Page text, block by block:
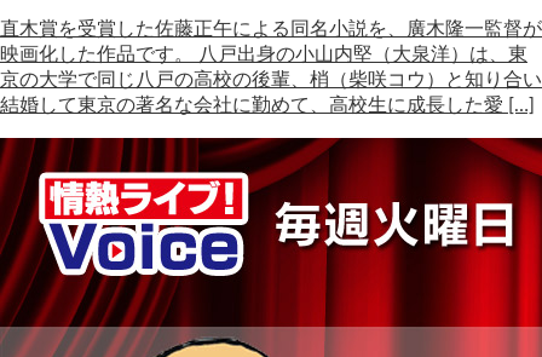
直木賞を受賞した佐藤正午による同名小説を、廣木隆一監督が
映画化した作品です。 八戸出身の小山内堅（大泉洋）は、東
京の大学で同じ八戸の高校の後輩、梢（柴咲コウ）と知り合い
結婚して東京の著名な会社に勤めて、高校生に成長した愛 […]